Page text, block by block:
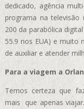
dedicado, agência
programa na televisão
200 da parabólica
55.9 nos EUA) e muito
de auxiliar e atender
Para a viagem a
Temos certeza que
mais que apenas